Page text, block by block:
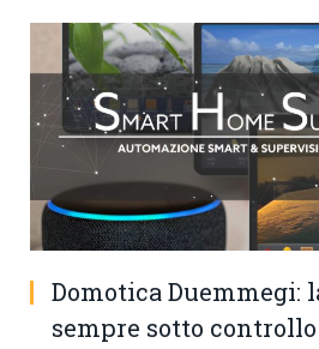
Domotica Duemmegi:
sempre sotto controllo